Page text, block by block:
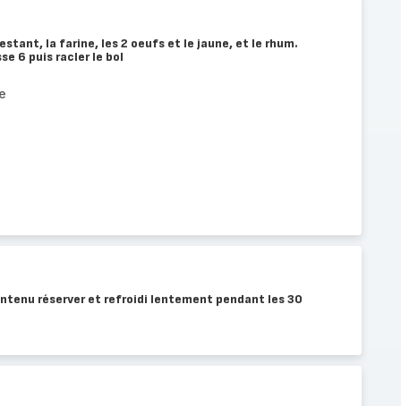
la farine, les 2 oeufs et le jaune, et le rhum.
6 puis racler le bol
réserver et refroidi lentement pendant les 30